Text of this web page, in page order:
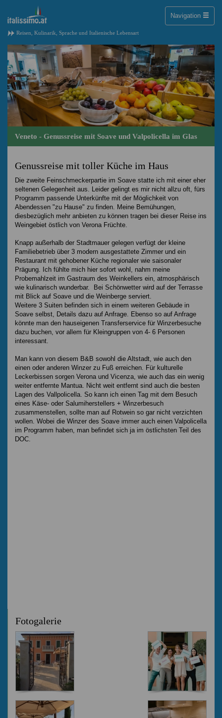
Reisen, Kulinarik, Sprache und Italienische Lebensart
Navigation Toggle
Veneto - Genussreise mit Soave und Valpolicella im Glas
Genussreise mit toller Küche im Haus
Die zweite Feinschmeckerpartie im Soave statte ich mit einer eher
seltenen Gelegenheit aus. Leider gelingt es mir nicht allzu oft, fürs
Programm passende Unterkünfte mit der Möglichkeit von
Abendessen "zu Hause" zu finden. Meine Bemühungen,
diesbezüglich mehr anbieten zu können tragen bei dieser Reise ins
Weingebiet östlich von Verona Früchte.
Knapp außerhalb der Stadtmauer gelegen verfügt der kleine
Familiebetrieb über 3 modern ausgestattete Zimmer und ein
Restaurant mit gehobener Küche regionaler wie saisonaler
Prägung. Ich fühlte mich hier sofort wohl, nahm meine
Probemahlzeit im Gastraum des Weinkellers ein, atmosphärisch
wie kulinarisch wunderbar. Bei Schönwetter wird auf der Terrasse
mit Blick auf Soave und die Weinberge serviert.
Weitere 3 Suiten befinden sich in einem weiteren Gebäude in
Soave selbst, Details dazu auf Anfrage. Ebenso so auf Anfrage
könnte man den hauseigenen Transferservice für Winzerbesuche
dazu buchen, vor allem für Kleingruppen von 4- 6 Personen
interessant.
Man kann von diesem B&B sowohl die Altstadt, wie auch den
einen oder anderen Winzer zu Fuß erreichen. Für kulturelle
Leckerbissen sorgen Verona und Vicenza, wie auch das ein wenig
weiter entfernte Mantua. Nicht weit entfernt sind auch die besten
Lagen des Vallpolicella. So kann ich einen Tag mit dem Besuch
eines Käse- oder Salumiherstellers + Winzerbesuch
zusammenstellen, sollte man auf Rotwein so gar nicht verzichten
wollen. Wobei die Winzer des Soave immer auch einen Valpolicella
im Programm haben, man befindet sich ja im östlichsten Teil des
DOC.
Fotogalerie